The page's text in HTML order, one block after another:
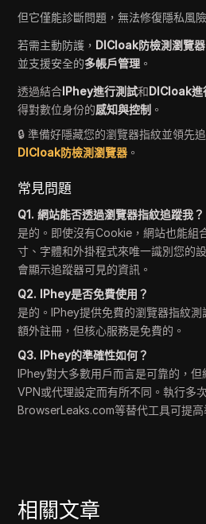
但它僅能診斷問題，無法修復隱私風險
若需主動防護， DICloak防檢測瀏覽器
並支援安全的多帳戶管理 。
透過結合IPhey進行測試和DICloak進
得對數位身份的感知與控制 。
🔒 準備好隱藏您的瀏覽器指紋並領先
DICloak防檢測瀏覽器 。
常見問題
Q1. 網站能否透過瀏覽器指紋追蹤我？
是的。即使沒有Cookie，網站也能組
寸、字體和外掛程式來唯一識別您的
會顯示追蹤器可見的資訊。
Q2. IPhey是否免費使用？
是的。IPhey提供免費的瀏覽器指紋
額外註冊，但核心服務是免費的。
Q3. IPhey的準確性如何？
IPhey對大多數用戶而言是可靠的，但
VPN或代理設定而有所不同。執行多
BrowserLeaks.com等替代工具可提高
相關文章